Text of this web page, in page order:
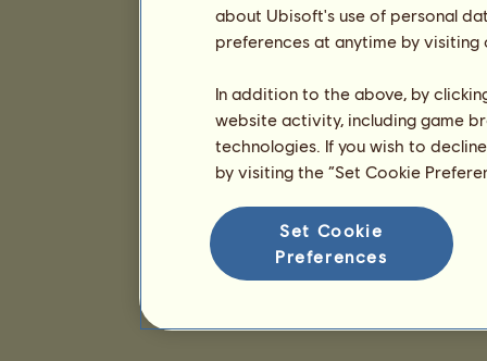
about Ubisoft's use of personal
preferences at anytime by
In addition to the above, by
website activity, including game
technologies. If you wish to
by visiting the “Set Cookie
Set Cookie
Preferences